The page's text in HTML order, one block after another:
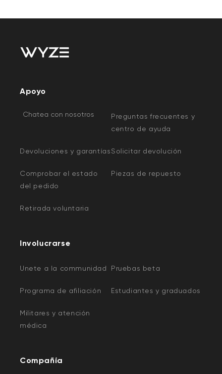
Apoyo
Chatea con nosotros
Preguntas frecuentes y
centro de ayuda
Devoluciones y garantíasSolicitar devolución
Comprobar el estado
del pedido
Piezas de repuesto
Retirada voluntaria
Involucrarse
Unete a la communidad Pruebas beta
Programa de afiliación Estudiantes y graduados
Militares y atención
médica
Compañía